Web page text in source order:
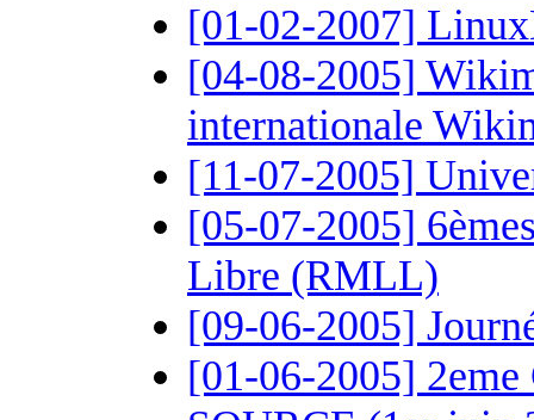
[01-02-2007]
[04-08-2005]
internationale
[11-07-2005]
[05-07-2005]
Libre (RMLL)
[09-06-2005]
[01-06-2005]